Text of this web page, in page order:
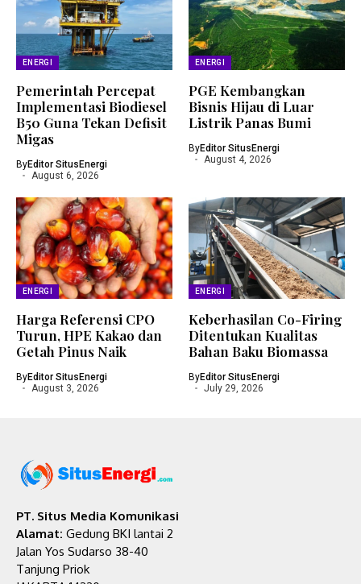
ENERGI
Pemerintah Percepat
Implementasi Biodiesel
B50 Guna Tekan Defisit
Migas
ByEditor SitusEnergi
August 6, 2026
ENERGI
PGE Kembangkan
Bisnis Hijau di Luar
Listrik Panas Bumi
ByEditor SitusEnergi
August 4, 2026
ENERGI
Harga Referensi CPO
Turun, HPE Kakao dan
Getah Pinus Naik
ByEditor SitusEnergi
August 3, 2026
ENERGI
Keberhasilan Co-Firing
Ditentukan Kualitas
Bahan Baku Biomassa
ByEditor SitusEnergi
July 29, 2026
PT. Situs Media Komunikasi
Alamat: Gedung BKI lantai 2
Jalan Yos Sudarso 38-40
Tanjung Priok